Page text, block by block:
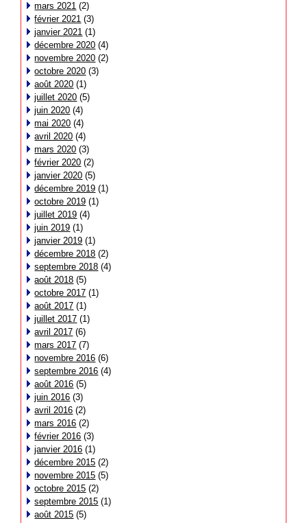
mars 2021 (2)
février 2021 (3)
janvier 2021 (1)
décembre 2020 (4)
novembre 2020 (2)
octobre 2020 (3)
août 2020 (1)
juillet 2020 (5)
juin 2020 (4)
mai 2020 (4)
avril 2020 (4)
mars 2020 (3)
février 2020 (2)
janvier 2020 (5)
décembre 2019 (1)
octobre 2019 (1)
juillet 2019 (4)
juin 2019 (1)
janvier 2019 (1)
décembre 2018 (2)
septembre 2018 (4)
août 2018 (5)
octobre 2017 (1)
août 2017 (1)
juillet 2017 (1)
avril 2017 (6)
mars 2017 (7)
novembre 2016 (6)
septembre 2016 (4)
août 2016 (5)
juin 2016 (3)
avril 2016 (2)
mars 2016 (2)
février 2016 (3)
janvier 2016 (1)
décembre 2015 (2)
novembre 2015 (5)
octobre 2015 (2)
septembre 2015 (1)
août 2015 (5)